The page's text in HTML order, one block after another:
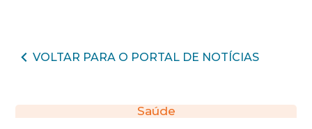
VOLTAR PARA O PORTAL DE NOTÍCIAS
Saúde